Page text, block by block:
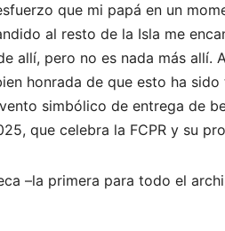
que mi papá en un
al resto de la Isla me
allí, pero no es nada más
honrada de que esto ha
simbólico de entrega de
que celebra la FCPR y su
–la primera para todo el